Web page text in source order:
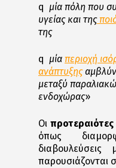
q μία πόλη που
υγείαςκαι της
της
q μία περιοχή
ανάπτυξης
μεταξύ
ενδοχώρας»
Οιπροτεραιότες
όπως
παρουσιάζονται